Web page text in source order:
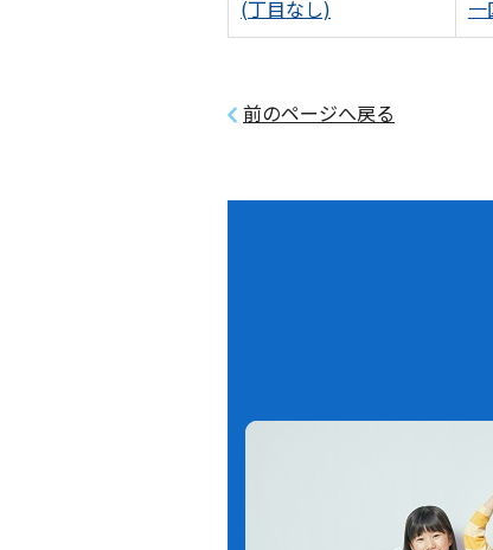
(丁目なし) 一
前のページへ戻る